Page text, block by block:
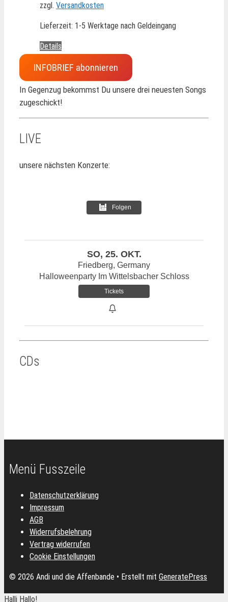
zzgl. Versandkosten
Lieferzeit: 1-5 Werktage nach Geldeingang
Details
INFOBRIEF abonnieren
In Gegenzug bekommst Du unsere drei neuesten Songs
zugeschickt!
LIVE
unsere nächsten Konzerte:
Folgen
SO, 25. OKT.
Friedberg, Germany
Halloweenparty Im Wittelsbacher Schloss
Tickets
CDs
Menü Fusszeile
Datenschutzerklärung
Impressum
AGB
Widerrufsbelehrung
Vertrag widerrufen
Cookie Einstellungen
© 2026 Andi und die Affenbande • Erstellt mit GeneratePress
Halli Hallo!